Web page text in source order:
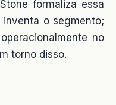
formaliza essa
o segmento;
no
torno disso.